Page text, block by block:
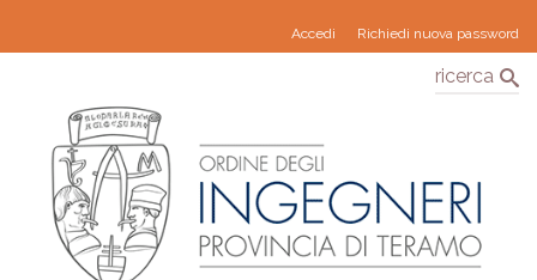
Accedi Richiedi nuova password
ricerca